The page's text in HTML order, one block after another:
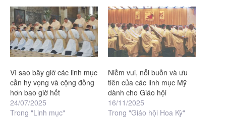
Vì sao bây giờ các linh mục
cần hy vọng và cộng đồng
hơn bao giờ hết
24/07/2025
Trong "Linh mục"
Niềm vui, nỗi buồn và ưu
tiên của các linh mục Mỹ
dành cho Giáo hội
16/11/2025
Trong "Giáo hội Hoa Kỳ"